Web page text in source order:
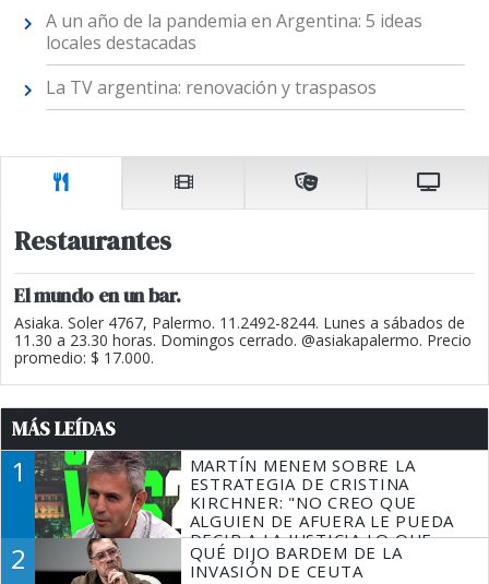
A un año de la pandemia en Argentina: 5 ideas
locales destacadas
La TV argentina: renovación y traspasos
Restaurantes
El mundo en un bar.
Asiaka. Soler 4767, Palermo. 11.2492-8244. Lunes a sábados de
11.30 a 23.30 horas. Domingos cerrado. @asiakapalermo. Precio
promedio: $ 17.000.
MÁS LEÍDAS
1
MARTÍN MENEM SOBRE LA
ESTRATEGIA DE CRISTINA
KIRCHNER: "NO CREO QUE
ALGUIEN DE AFUERA LE PUEDA
DECIR A LA JUSTICIA LO QUE
TIENE QUE HACER"
2
QUÉ DIJO BARDEM DE LA
INVASIÓN DE CEUTA